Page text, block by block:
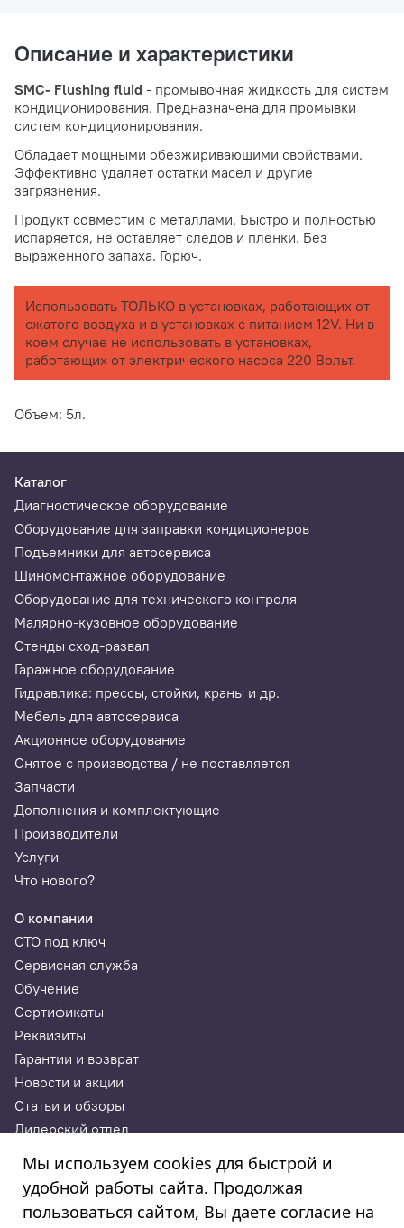
Описание и характеристики
SMC- Flushing fluid - промывочная жидкость для систем
кондиционирования. Предназначена для промывки
систем кондиционирования.
Обладает мощными обезжиривающими свойствами.
Эффективно удаляет остатки масел и другие
загрязнения.
Продукт совместим с металлами. Быстро и полностью
испаряется, не оставляет следов и пленки. Без
выраженного запаха. Горюч.
Использовать ТОЛЬКО в установках, работающих от
сжатого воздуха и в установках с питанием 12V. Ни в
коем случае не использовать в установках,
работающих от электрического насоса 220 Вольт.
Объем: 5л.
Каталог
Диагностическое оборудование
Оборудование для заправки кондиционеров
Подъемники для автосервиса
Шиномонтажное оборудование
Оборудование для технического контроля
Малярно-кузовное оборудование
Стенды сход-развал
Гаражное оборудование
Гидравлика: прессы, стойки, краны и др.
Мебель для автосервиса
Акционное оборудование
Снятое с производства / не поставляется
Запчасти
Дополнения и комплектующие
Производители
Услуги
Что нового?
О компании
СТО под ключ
Сервисная служба
Обучение
Сертификаты
Реквизиты
Гарантии и возврат
Новости и акции
Статьи и обзоры
Дилерский отдел
ИП Годунова Лариса Леонидовна
ИНН 532108772827, ОГРНИП 308532130300022, ОКПО
Мы используем cookies для быстрой и
удобной работы сайта. Продолжая
пользоваться сайтом, Вы даете согласие на